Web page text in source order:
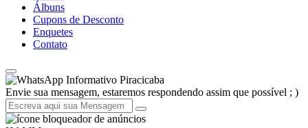
Álbuns
Cupons de Desconto
Enquetes
Contato
Informativo Piracicaba
Envie sua mensagem, estaremos respondendo assim que possível ; )